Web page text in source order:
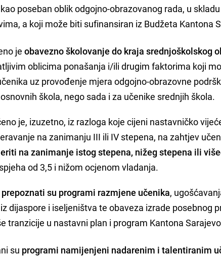
poseban oblik odgojno-obrazovanog rada, u
a koji može biti sufinansiran iz Budžeta Kantona
jeobavezno školovanje do kraja srednjoškolskog
oblicima ponašanja i/ili drugim faktorima koji
uz provođenje mjera odgojno-obrazovne
škola, nego sada i za učenike srednjih škola.
je, izuzetno, iz razloga koje cijeni nastavničko
na zanimanju III ili IV stepena, na zahtjev
na zanimanje istog stepena, nižeg stepena ili
od 3,5 i nižom ocjenom vladanja.
prepoznati su programi razmjene učenika,
dijaspore i iseljeništva te obaveza izrade posebnog
tranzicije u nastavni plan i program Kantona
su programi namijenjeni nadarenim i talentiranim